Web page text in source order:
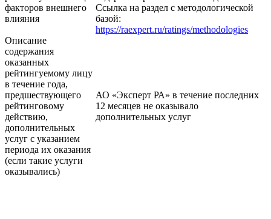
факторов внешнего
влияния
Ссылка на раздел с методологической
базой:
https://raexpert.ru/ratings/methodologies
Описание
содержания
оказанных
рейтингуемому лицу
в течение года,
предшествующего
рейтинговому
действию,
дополнительных
услуг с указанием
периода их оказания
(если такие услуги
оказывались)
АО «Эксперт РА» в течение последних
12 месяцев не оказывало
дополнительных услуг